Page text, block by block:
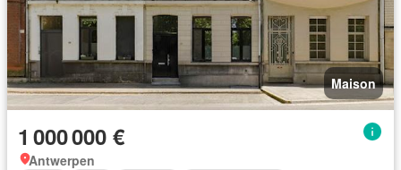
Maison
1 000 000 €
Antwerpen